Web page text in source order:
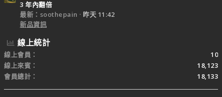
3 年內翻倍
最新：soothepain
昨天 11:42
新品資訊
線上統計
線上會員
10
線上來賓
18,123
會員總計
18,133